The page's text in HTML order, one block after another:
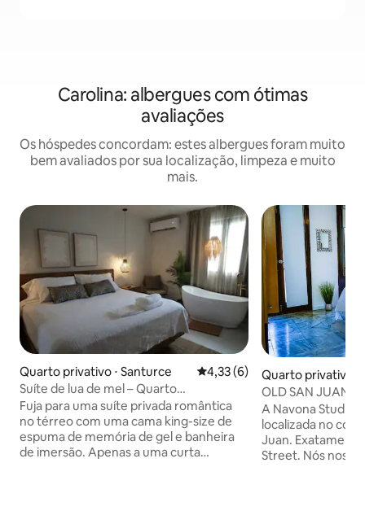
Carolina: albergues com ótimas
avaliações
Os hóspedes concordam: estes albergues foram muito
bem avaliados por sua localização, limpeza e muito
mais.
Quarto privativo ⋅ Santurce 4,33 de uma avaliação média
4,33 (6)
Suíte de lua de mel – Quarto
compartilhado no Ocean Park Beach
Club
Fuja para uma suíte privada romântica
no térreo com uma cama king-size de
espuma de memória de gel e banheira
de imersão. Apenas a uma curta
Quarto privativo ⋅
OLD SAN JUAN,
A Navona
localizada no
Juan. Exatamente
Street. Nós nos